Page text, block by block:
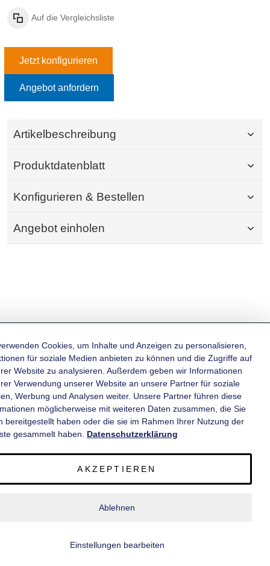
Auf die Vergleichsliste
Jetzt konfigurieren
Angebot anfordern
Artikelbeschreibung
Produktdatenblatt
Konfigurieren & Bestellen
Angebot einholen
KATEGORIEN
INFORMATIONEN
© 2020 wm meyer® Fahrzeugbau AG. Alle Rechte vorbehalten.
Cookies, um Inhalte und Anzeigen zu personalisieren,
für soziale Medien anbieten zu können und die Zugriffe auf
Website zu analysieren. Außerdem geben wir Informationen
Verwendung unserer Website an unsere Partner für soziale
Werbung und Analysen weiter. Unsere Partner führen diese
möglicherweise mit weiteren Daten zusammen, die Sie
bereitgestellt haben oder die sie im Rahmen Ihrer Nutzung der
gesammelt haben. Datenschutzerklärung
AKZEPTIEREN
Ablehnen
Einstellungen bearbeiten